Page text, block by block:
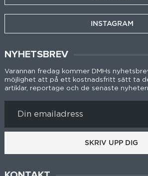
INSTAGRAM
NYHETSBREV
Varannan fredag kommer DMHs
möjlighet att på ett kostnadsfritt sätt ta
artiklar, reportage och de senaste
SKRIV UPP DIG